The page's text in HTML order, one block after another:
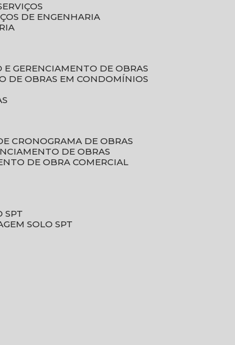
DE ENGENHARIA
E GERENCIAMENTO DE OBRAS
DE OBRAS EM CONDOMÍNIOS
CRONOGRAMA DE OBRAS
DE OBRAS
DE OBRA COMERCIAL
SPT
SOLO SPT